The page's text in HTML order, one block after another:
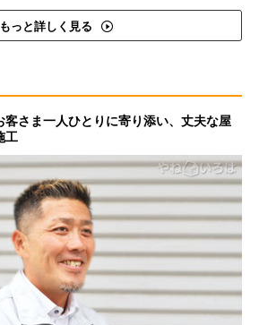
もっと詳しく見る
客さま一人ひとりに寄り添い、丈夫な屋
工